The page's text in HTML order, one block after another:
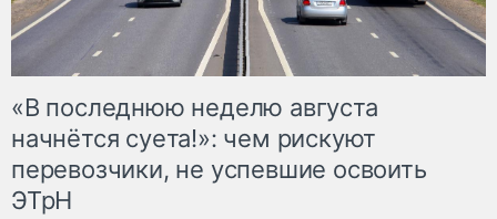
«В последнюю неделю августа
начнётся суета!»: чем рискуют
перевозчики, не успевшие освоить
ЭТрН